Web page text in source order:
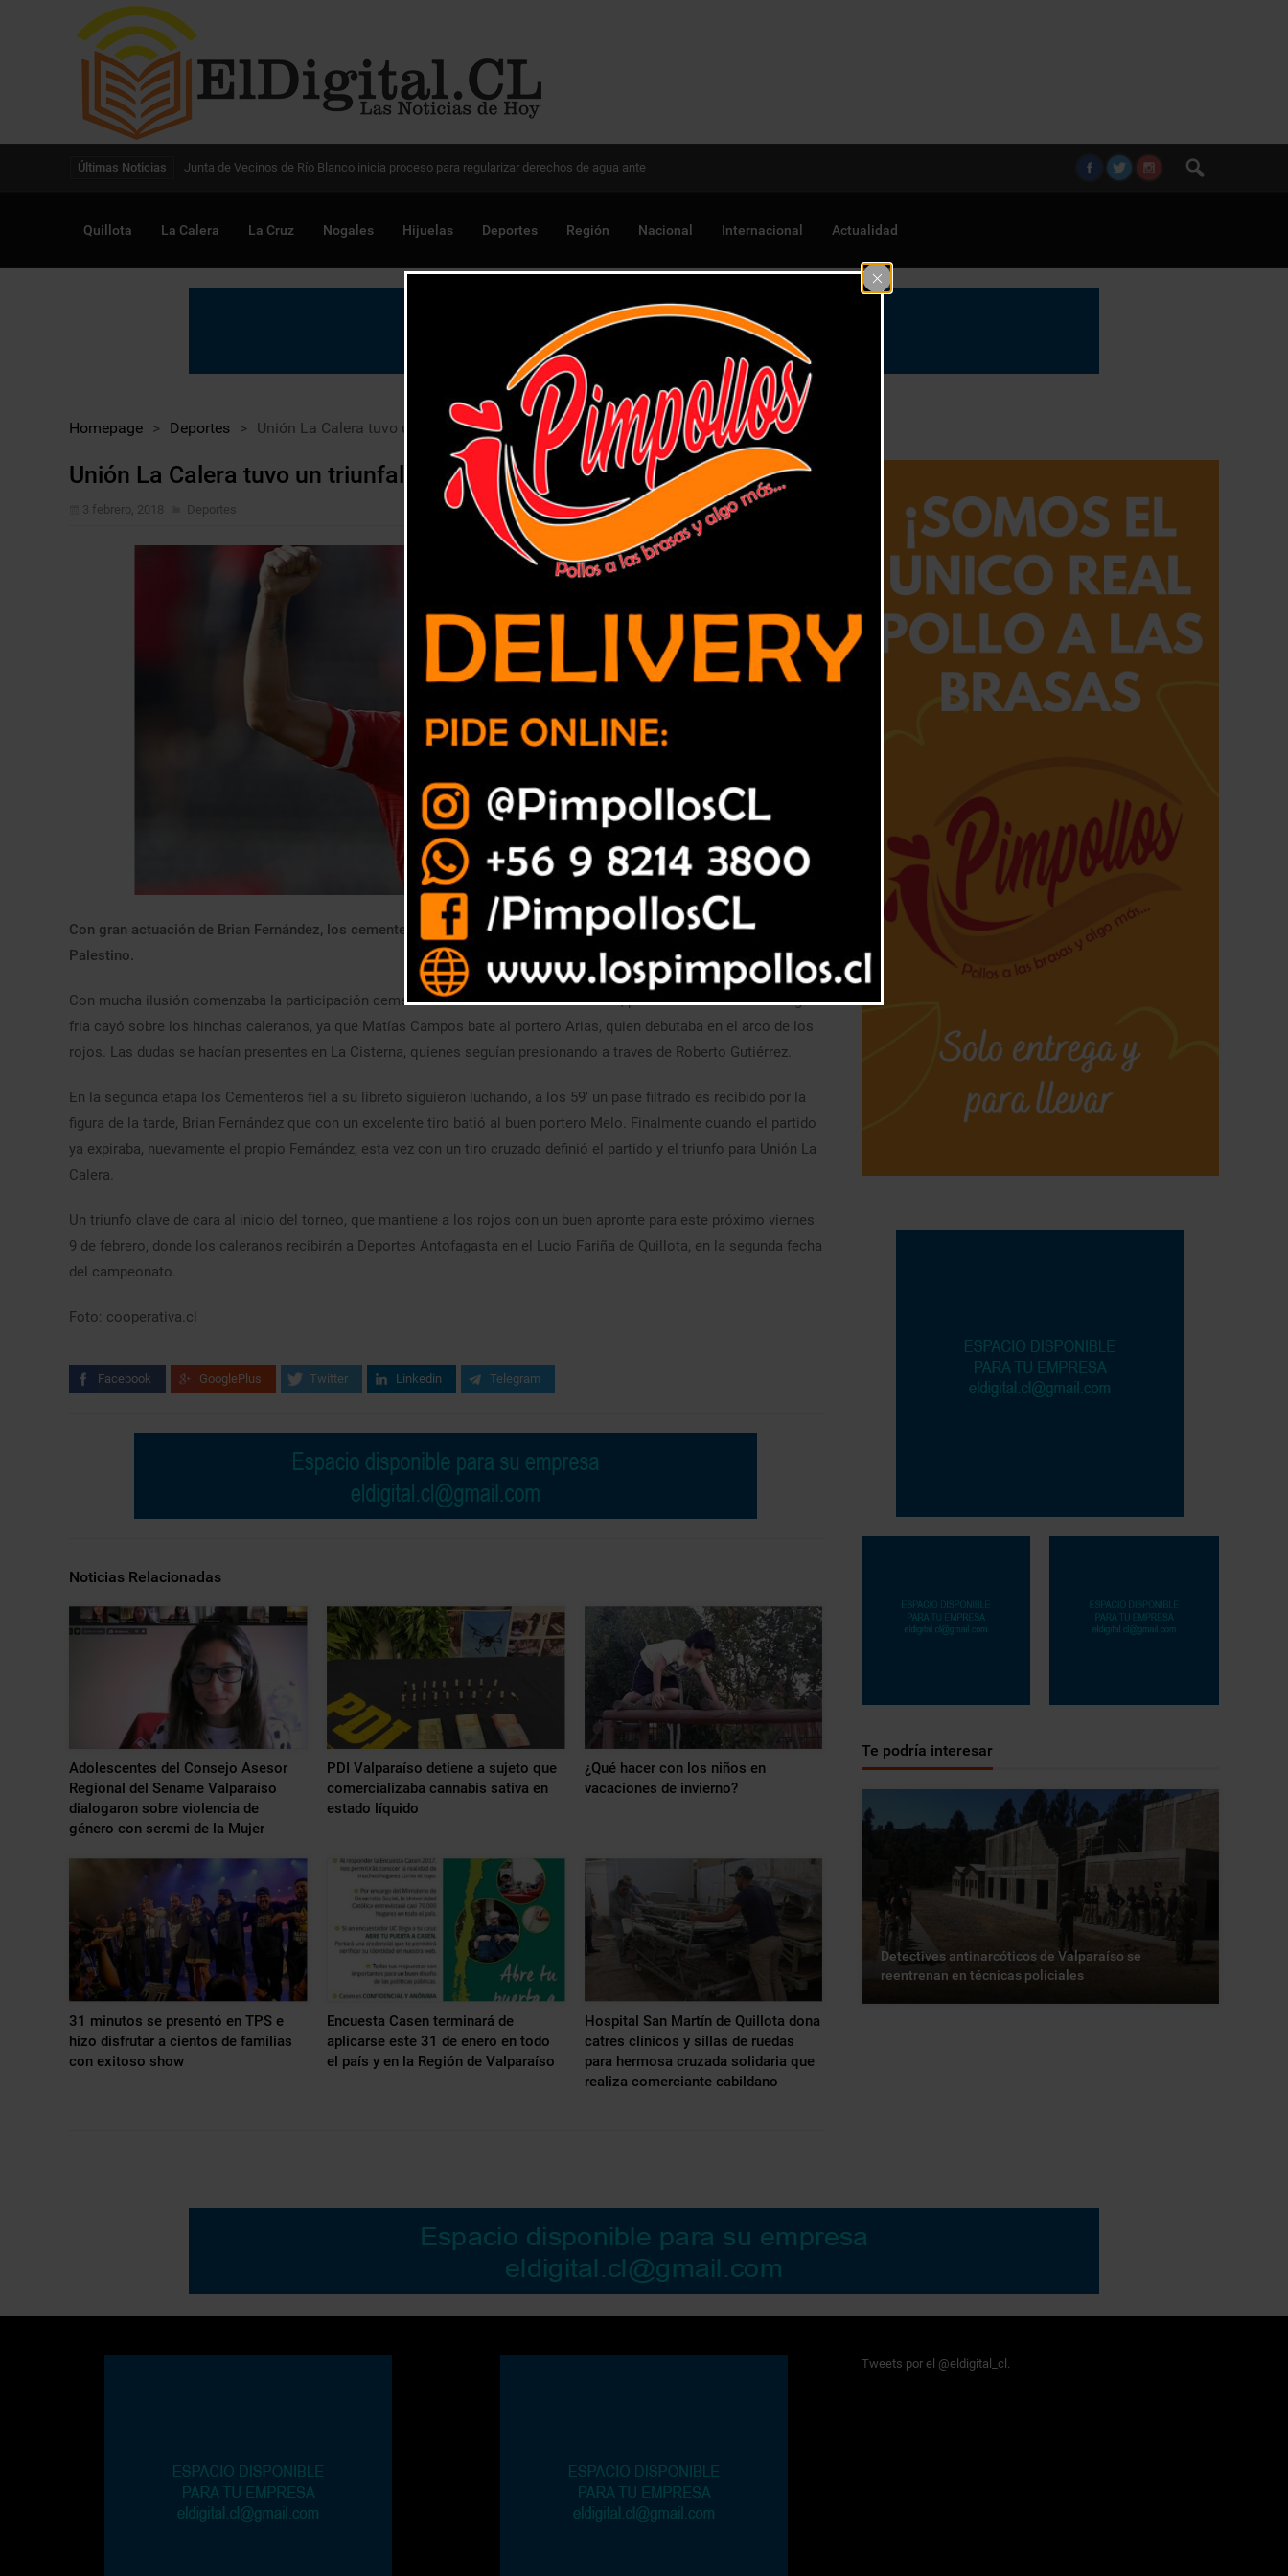
Últimas Noticias Digitalización de la gestión pública avanza en Chile para optimizar proyectos
Quillota La Calera La Cruz Nogales Hijuelas Deportes Región Nacional Internacional Actualidad
Homepage > Deportes > Unión La Calera tuvo un triunfal retorno a Primera División
Unión La Calera tuvo un triunfal retorno a Primera División
3 febrero, 2018 Deportes
Con gran actuación de Brian Fernández, los cementeros dieron vuelta el partido y en los descuentos derrotaron a
Palestino.
Con mucha ilusión comenzaba la participación cementera en su re-debut en Primera A, pero a los 2′ un balde de agua
fria cayó sobre los hinchas caleranos, ya que Matías Campos bate al portero Arias, quien debutaba en el arco de los
rojos. Las dudas se hacían presentes en La Cisterna, quienes seguían presionando a traves de Roberto Gutiérrez.
En la segunda etapa los Cementeros fiel a su libreto siguieron luchando, a los 59′ un pase filtrado es recibido por la
figura de la tarde, Brian Fernández que con un excelente tiro batió al buen portero Melo. Finalmente cuando el partido
ya expiraba, nuevamente el propio Fernández, esta vez con un tiro cruzado definió el partido y el triunfo para Unión La
Calera.
Un triunfo clave de cara al inicio del torneo, que mantiene a los rojos con un buen apronte para este próximo viernes
9 de febrero, donde los caleranos recibirán a Deportes Antofagasta en el Lucio Fariña de Quillota, en la segunda fecha
del campeonato.
Foto: cooperativa.cl
Facebook GooglePlus Twitter Linkedin Telegram
Noticias Relacionadas
Adolescentes del Consejo Asesor
Regional del Sename Valparaíso
dialogaron sobre violencia de
género con seremi de la Mujer
PDI Valparaíso detiene a sujeto que
comercializaba cannabis sativa en
estado líquido
¿Qué hacer con los niños en
vacaciones de invierno?
31 minutos se presentó en TPS e
hizo disfrutar a cientos de familias
con exitoso show
Encuesta Casen terminará de
aplicarse este 31 de enero en todo
el país y en la Región de Valparaíso
Hospital San Martín de Quillota dona
catres clínicos y sillas de ruedas
para hermosa cruzada solidaria que
realiza comerciante cabildano
Te podría interesar
Detectives antinarcóticos de Valparaíso se
reentrenan en técnicas policiales
Tweets por el @eldigital_cl.